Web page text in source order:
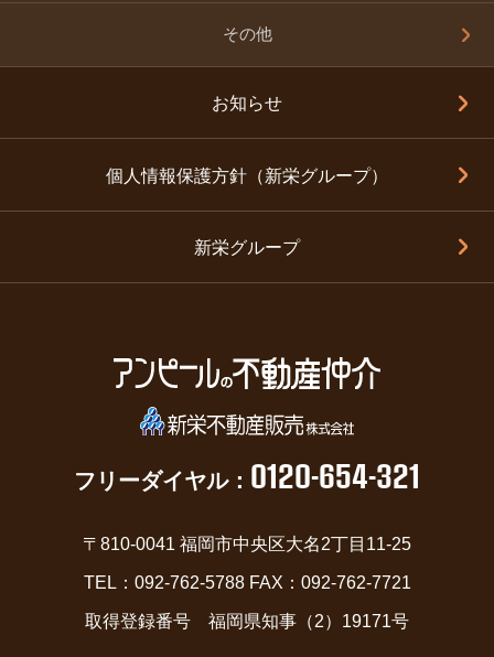
その他
お知らせ
個人情報保護方針（新栄グループ）
新栄グループ
フリーダイヤル： 0120-654-321
〒810-0041 福岡市中央区大名2丁目11-25
TEL：092-762-5788 FAX：092-762-7721
取得登録番号 福岡県知事（2）19171号